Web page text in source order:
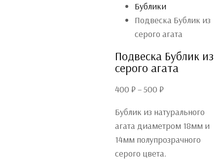
Бублики
Подвеска Бублик из
серого агата
Подвеска Бублик из
серого агата
400 ₽–500 ₽
Бублик из натурального
агата диаметром 18мм и
14мм полупрозрачного
серого цвета.